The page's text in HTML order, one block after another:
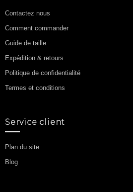
Contactez nous
Comment commander
Guide de taille
Expédition & retours
Politique de confidentialité
Termes et conditions
Service client
Plan du site
Blog